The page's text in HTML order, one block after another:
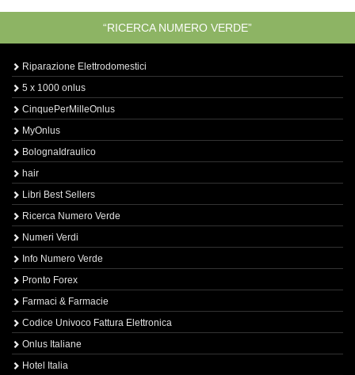
“RICERCA NUMERO VERDE”
Riparazione Elettrodomestici
5 x 1000 onlus
CinquePerMilleOnlus
MyOnlus
BolognaIdraulico
hair
Libri Best Sellers
Ricerca Numero Verde
Numeri Verdi
Info Numero Verde
Pronto Forex
Farmaci & Farmacie
Codice Univoco Fattura Elettronica
Onlus Italiane
Hotel Italia